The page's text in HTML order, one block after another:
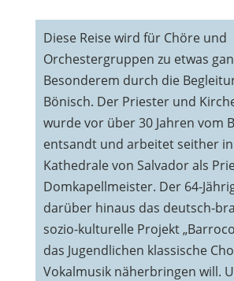
Diese Reise wird für Chöre und
Orchestergruppen zu etwas
Besonderem durch die
Bönisch. Der Priester und
wurde vor über 30 Jahren vom
entsandt und arbeitet seither
Kathedrale von Salvador als
Domkapellmeister. Der 64-
darüber hinaus das deutsch-
sozio-kulturelle Projekt
das Jugendlichen klassische
Vokalmusik näherbringen will.